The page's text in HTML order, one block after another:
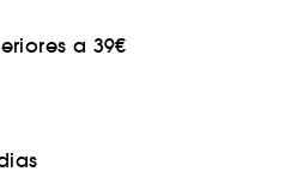
a 39€